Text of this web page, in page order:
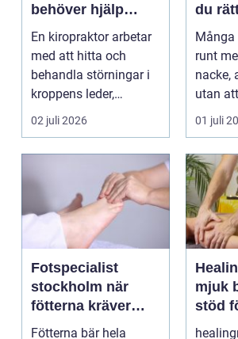
behöver hjälp
tillbaka
En kiropraktor arbetar
med att hitta och
behandla störningar i
kroppens leder,
muskler och
nervsyste...
02 juli 2026
du
Många
runt
nacke,
utan
Andra
01 juli
Fotspecialist
stockholm när
fötterna kräver
mer än vanliga
Fötterna bär hela
mjuk
stöd
själ